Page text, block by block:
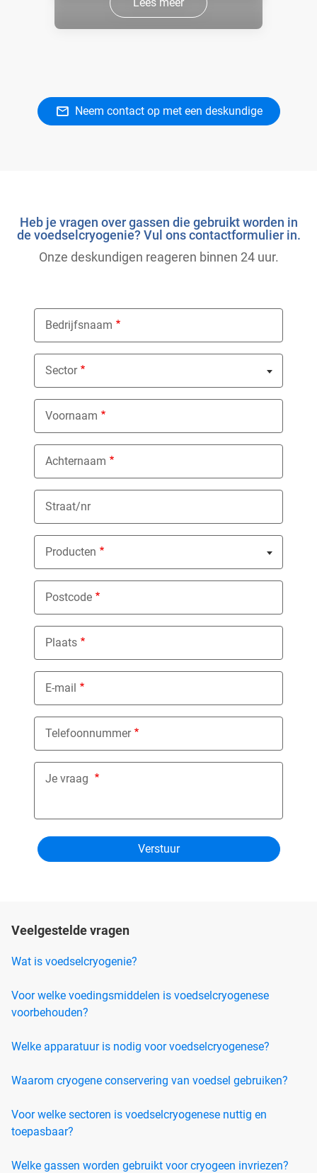
Neem contact op met een deskundige
Heb je vragen over gassen die gebruikt worden in
de voedselcryogenie? Vul ons contactformulier in.
Onze deskundigen reageren binnen 24 uur.
Bedrijfsnaam
Sector
Nothing selected
Voornaam
Achternaam
Straat/nr
Producten
Nothing selected
Postcode
Plaats
E-mail
Telefoonnummer
Je vraag
Veelgestelde vragen
Wat is voedselcryogenie?
Voor welke voedingsmiddelen is voedselcryogenese
voorbehouden?
Welke apparatuur is nodig voor voedselcryogenese?
Waarom cryogene conservering van voedsel gebruiken?
Voor welke sectoren is voedselcryogenese nuttig en
toepasbaar?
Welke gassen worden gebruikt voor cryogeen invriezen?